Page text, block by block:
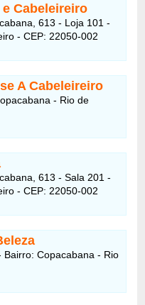
Cabeleireiro
613 - Loja 101 -
- CEP: 22050-002
A Cabeleireiro
- Rio de
613 - Sala 201 -
- CEP: 22050-002
Bairro: Copacabana - Rio